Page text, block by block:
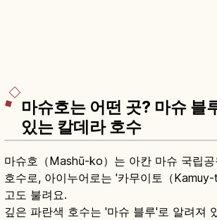
마슈호는 어떤 곳? 마슈 블
있는 칼데라 호수
마슈호（Mashū-ko）는 아칸 마슈 국립
호수로, 아이누어로는 '카무이토（
고도 불려요.
깊은 파란색 호수는 '마슈 블루'로 알려져